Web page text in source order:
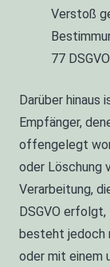
Verstoß
77
Darüber hinaus
Empfänger,
offengelegt
oder Löschung
Verarbeitung,
DSGVO
besteht jedoch
oder mit einem